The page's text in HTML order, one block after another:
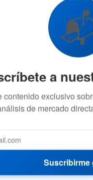
pretende que se
mesas de
entre
frenar el comercio
de
con criptomonedas
la minería de Bitcoin en
La minería de
a
contenido exclusivo
de mercado
Suscribirme